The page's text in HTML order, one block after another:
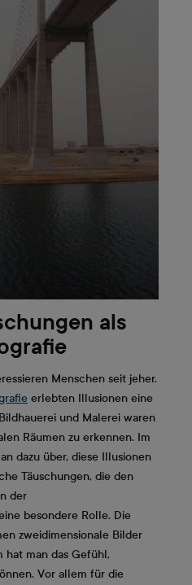
als
Menschen seit jeher.
erlebten Illusionen eine
und Malerei waren
Räumen zu erkennen. Im
dazu über, diese Illusionen
Täuschungen, die den
der
besondere Rolle. Die
zweidimensionale Bilder
hat man das Gefühl,
Vor allem für die